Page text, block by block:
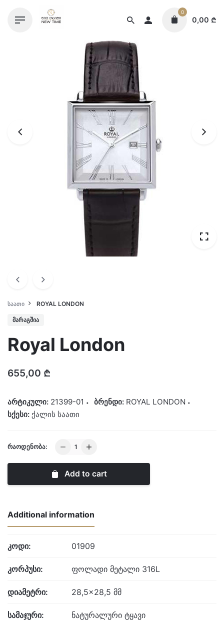
0,00 ₾
0
ᲡᲐᲐᲗᲘ ROYAL LONDON
ᲛᲐᲠᲐᲒᲨᲘᲐ
Royal London
655,00 ₾
არტიკული: 21399-01 ბრენდი: ROYAL LONDON
სქესი: ქალის საათი
ᲠᲐᲝᲓᲔᲜᲝᲑᲐ:
Royal
quantity
Add to cart
Additional information
კოდი: 01909
კორპუსი: ფოლადი მეტალი 316L
დიამეტრი: 28,5×28,5 მმ
სამაჯური: ნატურალური ტყავი